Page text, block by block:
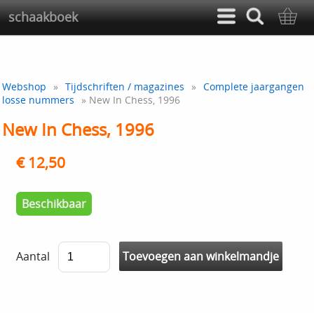
schaakboek
Webshop » Tijdschriften / magazines » Complete jaargangen
losse nummers
» New In Chess, 1996
New In Chess, 1996
€ 12,50
Beschikbaar
Aantal